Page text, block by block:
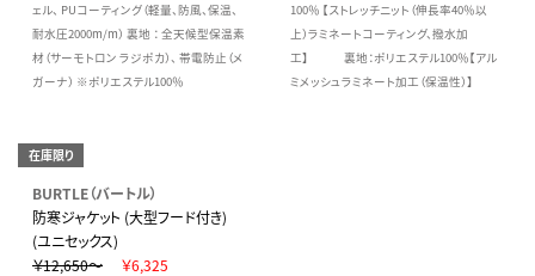
ェル、 PUコーティング（軽量、防風、保温、
耐水圧2000m/m） 裏地 ： 全天候型保温素
材（サーモトロン ラジポカ）、 帯電防止（メ
ガーナ） ※ポリエステル100％
100％ 【ストレッチニット（伸長率40％以
上）ラミネートコーティング、撥水加
工】 裏地：ポリエステル100％【アル
ミメッシュラミネート加工（保温性）】
在庫限り
BURTLE（バートル）
防寒ジャケット (大型フード付き)
(ユニセックス)
￥12,650～
￥6,325